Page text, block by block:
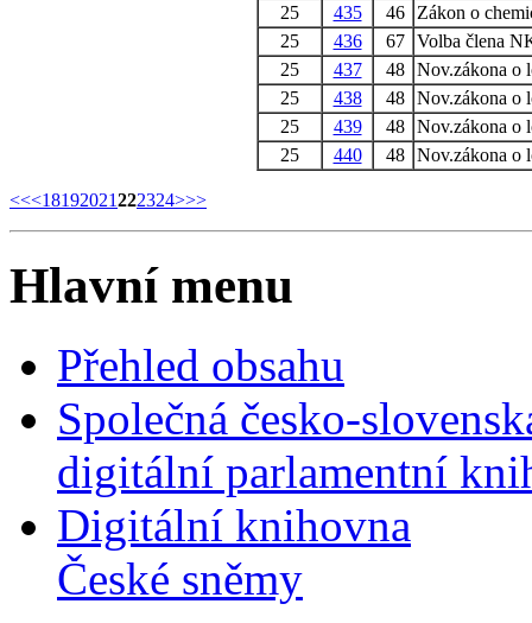
25
435 46
Zákon o
25
436 67 Volba člena
25
437 48 Nov.zákona o
25
438 48 Nov.zákona o
25
439 48 Nov.zákona o
25
440 48 Nov.zákona o
<<<18192021222324>>>
Hlavní menu
Přehled obsahu
Společná česko-
digitální parlamentní
Digitální knihovna
České sněmy